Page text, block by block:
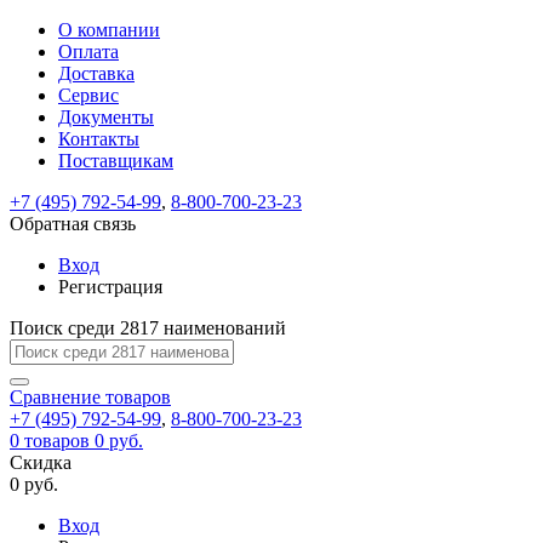
ВходРегистрация
Только
test@example.com
отправлена
по
ней
для
регистрации.
Ок
Только
Запомнить
меня
Забыли
Восстановление
пароля
Заполните
форму.
Мы
отправим
ссылку
на
указанный
электронный
адрес,
перейдя
по
которой
вы
новый
На
вашу
test@test.ru
отправлена
ссылка.
Перейдите
по
для
смены
пароля.
Введите
новый
пароль
Сменить
Пароль
успешно
Войти
Обратная
связь
Сообщение
пользовательского
соглашения
Ваше
сообщение
успешно
О компании
Оплата
Доставка
Сервис
Документы
Контакты
Поставщикам
+7 (495) 792-54-99, 8-800-700-23-23
Обратная связь
Вход
Регистрация
Поиск среди 2817 наименований
Сравнение товаров
+7 (495) 792-54-99, 8-800-700-23-23
0 товаров 0 руб.
Скидка
0 руб.
Вход